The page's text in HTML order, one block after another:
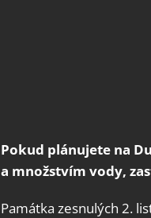
Pokud plánujete na
a množstvím vody,
Památka zesnulých 2.